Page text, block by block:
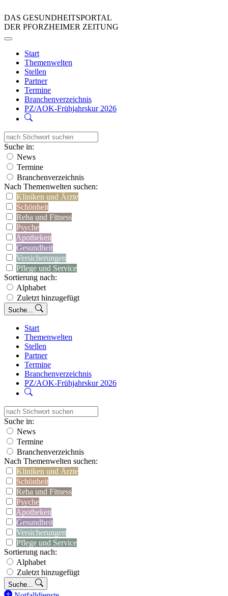
DAS GESUNDHEITSPORTAL
DER PFORZHEIMER ZEITUNG
Start
Themenwelten
Stellen
Partner
Termine
Branchenverzeichnis
PZ/AOK-Frühjahrskur 2026
Suche in:
News
Termine
Branchenverzeichnis
Nach Themenwelten suchen:
Kliniken und Ärzte
Schönheit
Reha und Fitness
Psyche
Apotheken
Gesundheit
Versicherungen
Pflege und Service
Sortierung nach:
Alphabet
Zuletzt hinzugefügt
Suche...
Start
Themenwelten
Stellen
Partner
Termine
Branchenverzeichnis
PZ/AOK-Frühjahrskur 2026
Suche in:
News
Termine
Branchenverzeichnis
Nach Themenwelten suchen:
Kliniken und Ärzte
Schönheit
Reha und Fitness
Psyche
Apotheken
Gesundheit
Versicherungen
Pflege und Service
Sortierung nach:
Alphabet
Zuletzt hinzugefügt
Suche...